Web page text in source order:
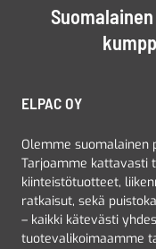
ELPAC OY
Olemme suomalainen
Tarjoamme kattavasti
kiinteistötuotteet,
ratkaisut, sekä
– kaikki kätevästi
tuotevalikoimaamme